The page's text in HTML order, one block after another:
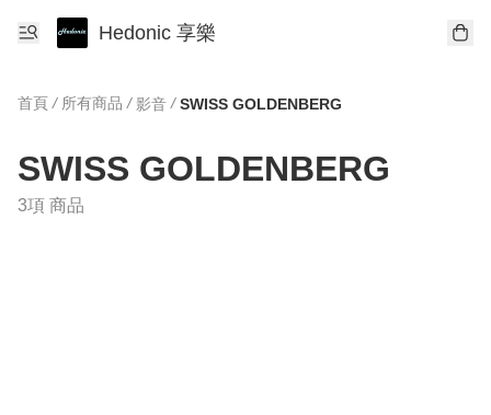
Hedonic 享樂
首頁 / 所有商品 / 影音 / SWISS GOLDENBERG
SWISS GOLDENBERG
3項 商品